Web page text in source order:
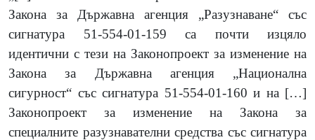
Закона за Държавна агенция „Разузнаване“ със
сигнатура 51-554-01-159 са почти изцяло
идентични с тези на Законопроект за изменение на
Закона за Държавна агенция „Национална
сигурност“ със сигнатура 51-554-01-160 и на […]
Законопроект за изменение на Закона за
специалните разузнавателни средства със сигнатура